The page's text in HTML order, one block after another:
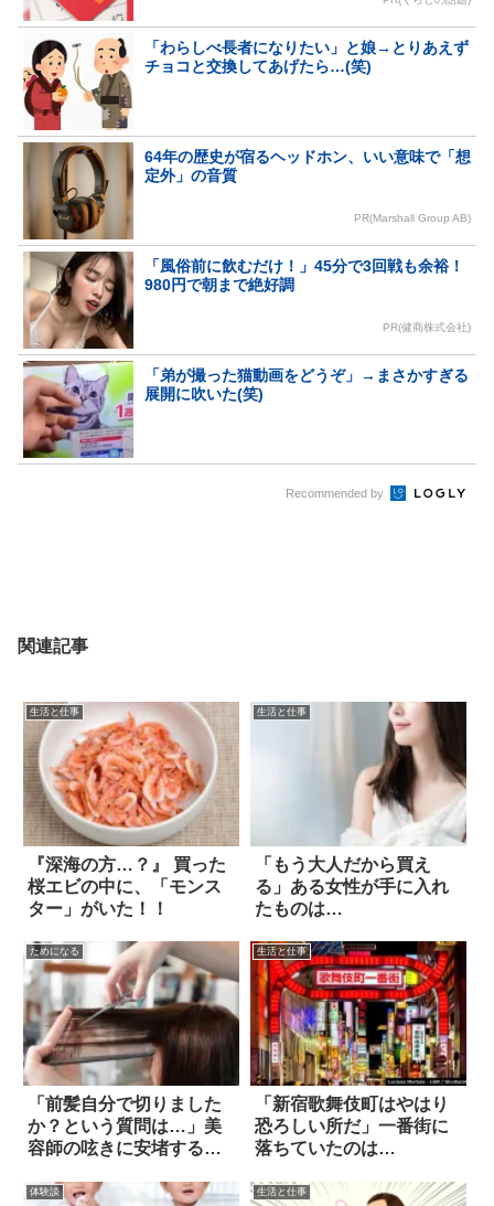
「わらしべ長者になりたい」と娘→とりあえず
チョコと交換してあげたら…(笑)
64年の歴史が宿るヘッドホン、いい意味で「想
定外」の音質
PR(Marshall Group AB)
「風俗前に飲むだけ！」45分で3回戦も余裕！
980円で朝まで絶好調
PR(健商株式会社)
「弟が撮った猫動画をどうぞ」→まさかすぎる
展開に吹いた(笑)
Recommended by
関連記事
生活と仕事
『深海の方…？』 買った
桜エビの中に、「モンス
ター」がいた！！
生活と仕事
「もう大人だから買え
る」ある女性が手に入れ
たものは…
ためになる
「前髪自分で切りました
か？という質問は…」美
容師の呟きに安堵する人
生活と仕事
「新宿歌舞伎町はやはり
恐ろしい所だ」一番街に
落ちていたのは…
体験談 生活と仕事